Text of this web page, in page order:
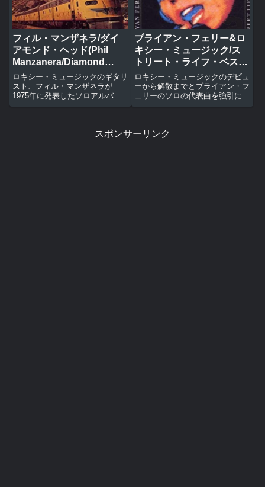
フィル・マンザネラ/ダイ
アモンド・ヘッド(Phil
Manzanera/Diamond
Head)
ロキシー・ミュージックのギタリ
スト、フィル・マンザネラが
1975年に発表したソロアルバム
第1弾。アルバム『カントリーラ
いほど充実した内容でギタリスト
ブライアン・フェリー&ロ
キシー・ミュージック/ス
トリート・ライフ・ベスト
(Roxy Music/Street Life:
20 Greatest Hits)
ロキシー・ミュージックのデビュ
ーから解散までとブライアン・フ
ェリーのソロの代表曲を強引に
20曲にまとめたLP時代は2枚組で
アルバムを聴いてからのほうが楽
スポンサーリンク